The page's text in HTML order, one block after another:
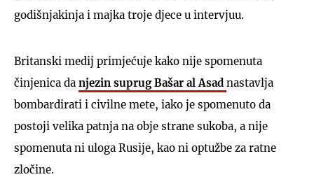
godišnjakinja i majka troje djece u intervjuu.
Britanski medij primjećuje kako nije spomenuta
činjenica da njezin suprug Bašar al Asad nastavlja
bombardirati i civilne mete, iako je spomenuto da
postoji velika patnja na obje strane sukoba, a nije
spomenuta ni uloga Rusije, kao ni optužbe za ratne
zločine.